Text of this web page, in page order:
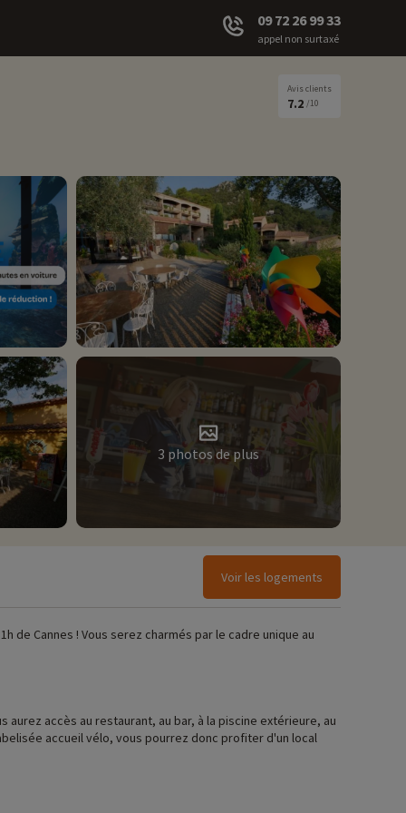
09 72 26 99 33
appel non surtaxé
Avis clients
7.2 /10
3 photos de plus
Voir les logements
de Cannes ! Vous serez charmés par le cadre unique au
accès au restaurant, au bar, à la piscine extérieure, au